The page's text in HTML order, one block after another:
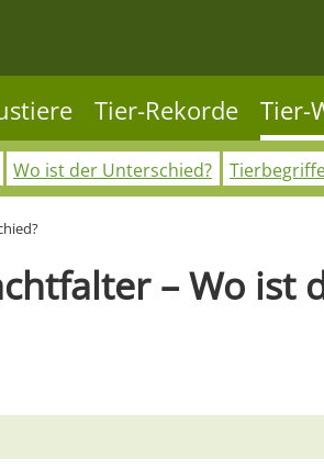
Tier-Rekorde Tier-
Wo ist der Unterschied?
– Wo ist